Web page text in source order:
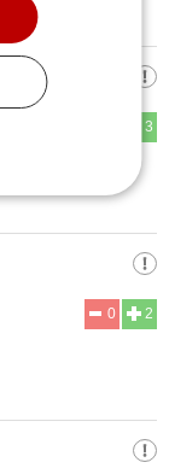
3
2
0